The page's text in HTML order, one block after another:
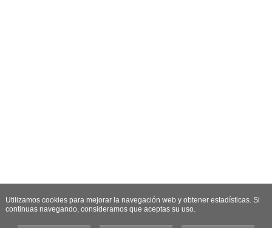
Utilizamos cookies para mejorar la navegación web y obtener estadísticas. Si
continuas navegando, consideramos que aceptas su uso.